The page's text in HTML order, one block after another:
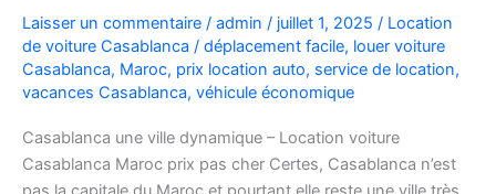
Laisser un commentaire / admin / juillet 1, 2025 / Location
de voiture Casablanca / déplacement facile, louer voiture
Casablanca, Maroc, prix location auto, service de location,
vacances Casablanca, véhicule économique
Casablanca une ville dynamique – Location voiture
Casablanca Maroc prix pas cher Certes, Casablanca n’est